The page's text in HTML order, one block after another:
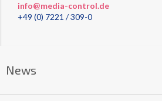
info@media-control.de
+49 (0) 7221 / 309-0
News